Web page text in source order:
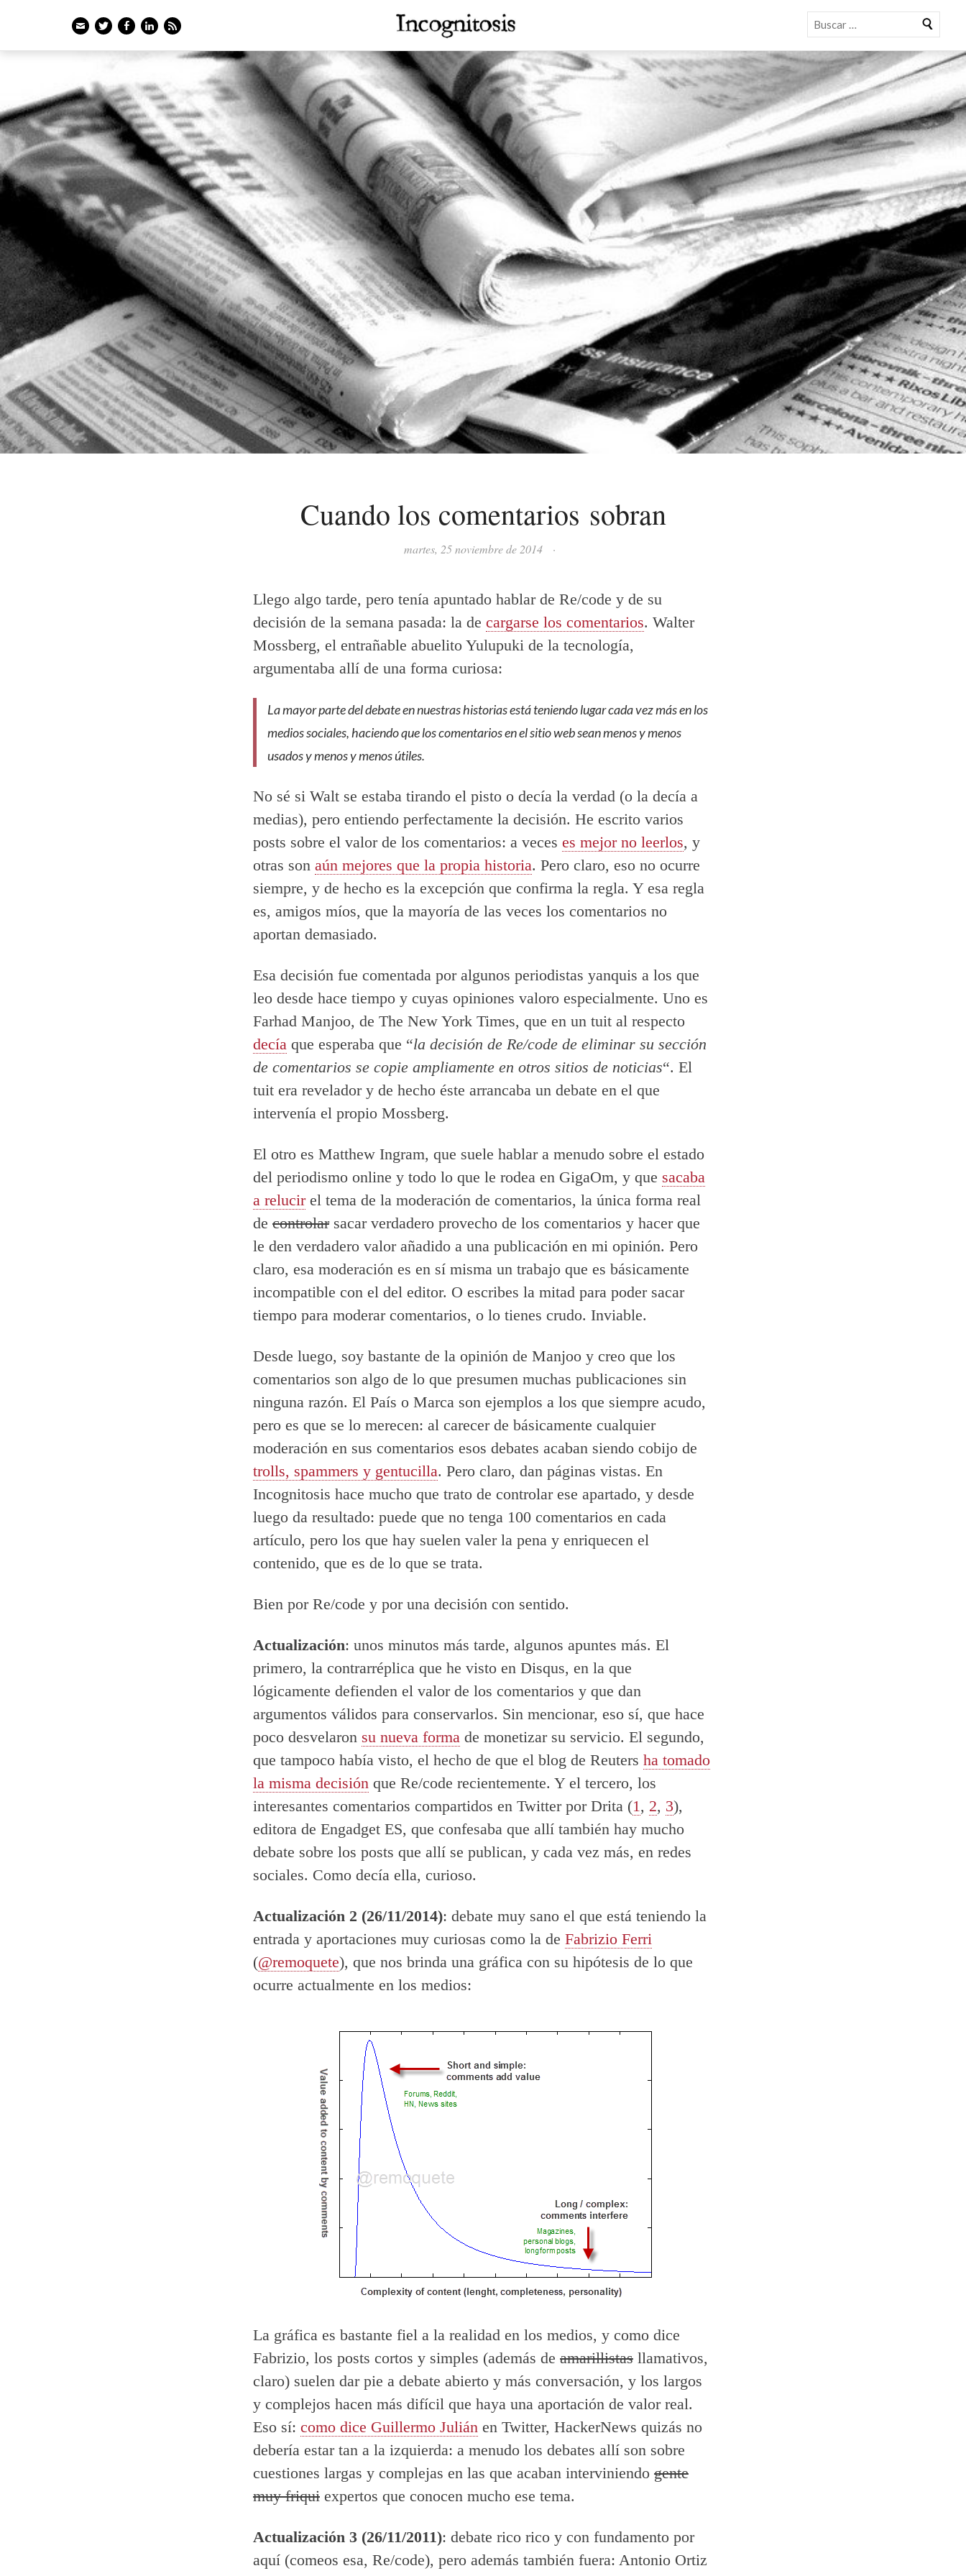
EmailTwitterFacebook
LinkedIn
Feed Buscar
Cuando los comentarios sobran
martes, 25 noviembre de 2014 ·
Llego algo tarde, pero tenía apuntado hablar de Re/code y de su
decisión de la semana pasada: la de cargarse los comentarios. Walter
Mossberg, el entrañable abuelito Yulupuki de la tecnología,
argumentaba allí de una forma curiosa:
La mayor parte del debate en nuestras historias está teniendo lugar cada vez más en los
medios sociales, haciendo que los comentarios en el sitio web sean menos y menos
usados y menos y menos útiles.
No sé si Walt se estaba tirando el pisto o decía la verdad (o la decía a
medias), pero entiendo perfectamente la decisión. He escrito varios
posts sobre el valor de los comentarios: a veces es mejor no leerlos, y
otras son aún mejores que la propia historia. Pero claro, eso no ocurre
siempre, y de hecho es la excepción que confirma la regla. Y esa regla
es, amigos míos, que la mayoría de las veces los comentarios no
aportan demasiado.
Esa decisión fue comentada por algunos periodistas yanquis a los que
leo desde hace tiempo y cuyas opiniones valoro especialmente. Uno es
Farhad Manjoo, de The New York Times, que en un tuit al respecto
decía que esperaba que “la decisión de Re/code de eliminar su sección
de comentarios se copie ampliamente en otros sitios de noticias“. El
tuit era revelador y de hecho éste arrancaba un debate en el que
intervenía el propio Mossberg.
El otro es Matthew Ingram, que suele hablar a menudo sobre el estado
del periodismo online y todo lo que le rodea en GigaOm, y que sacaba
a relucirel tema de la moderación de comentarios, la única forma real
de controlarsacar verdadero provecho de los comentarios y hacer que
le den verdadero valor añadido a una publicación en mi opinión. Pero
claro, esa moderación es en sí misma un trabajo que es básicamente
incompatible con el del editor. O escribes la mitad para poder sacar
tiempo para moderar comentarios, o lo tienes crudo. Inviable.
Desde luego, soy bastante de la opinión de Manjoo y creo que los
comentarios son algo de lo que presumen muchas publicaciones sin
ninguna razón. El País o Marca son ejemplos a los que siempre acudo,
pero es que se lo merecen: al carecer de básicamente cualquier
moderación en sus comentarios esos debates acaban siendo cobijo de
trolls, spammers y gentucilla. Pero claro, dan páginas vistas. En
Incognitosis hace mucho que trato de controlar ese apartado, y desde
luego da resultado: puede que no tenga 100 comentarios en cada
artículo, pero los que hay suelen valer la pena y enriquecen el
contenido, que es de lo que se trata.
Bien por Re/code y por una decisión con sentido.
Actualización: unos minutos más tarde, algunos apuntes más. El
primero, la contrarréplica que he visto en Disqus, en la que
lógicamente defienden el valor de los comentarios y que dan
argumentos válidos para conservarlos. Sin mencionar, eso sí, que hace
poco desvelaron su nueva forma de monetizar su servicio. El segundo,
que tampoco había visto, el hecho de que el blog de Reuters ha tomado
la misma decisión que Re/code recientemente. Y el tercero, los
interesantes comentarios compartidos en Twitter por Drita (1, 2, 3),
editora de Engadget ES, que confesaba que allí también hay mucho
debate sobre los posts que allí se publican, y cada vez más, en redes
sociales. Como decía ella, curioso.
Actualización 2 (26/11/2014): debate muy sano el que está teniendo la
entrada y aportaciones muy curiosas como la de Fabrizio Ferri
(@remoquete), que nos brinda una gráfica con su hipótesis de lo que
ocurre actualmente en los medios:
La gráfica es bastante fiel a la realidad en los medios, y como dice
Fabrizio, los posts cortos y simples (además de amarillistas llamativos,
claro) suelen dar pie a debate abierto y más conversación, y los largos
y complejos hacen más difícil que haya una aportación de valor real.
Eso sí: como dice Guillermo Julián en Twitter, HackerNews quizás no
debería estar tan a la izquierda: a menudo los debates allí son sobre
cuestiones largas y complejas en las que acaban interviniendo gente
muy friqui expertos que conocen mucho ese tema.
Actualización 3 (26/11/2011): debate rico rico y con fundamento por
aquí (comeos esa, Re/code), pero además también fuera: Antonio Ortiz